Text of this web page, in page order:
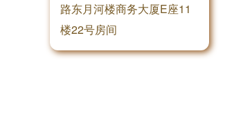
路东月河楼商务大厦E座11
楼22号房间